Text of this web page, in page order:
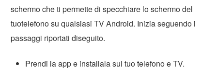
schermo che ti permette di specchiare lo schermo del
tuotelefono su qualsiasi TV Android. Inizia seguendo i
passaggi riportati diseguito.
Prendi la app e installala sul tuo telefono e TV.